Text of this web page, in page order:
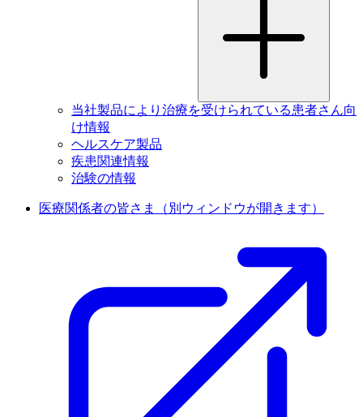
当社製品により治療を受けられている患者さん向
け情報
ヘルスケア製品
疾患関連情報
治験の情報
医療関係者の皆さま （別ウィンドウが開きます）